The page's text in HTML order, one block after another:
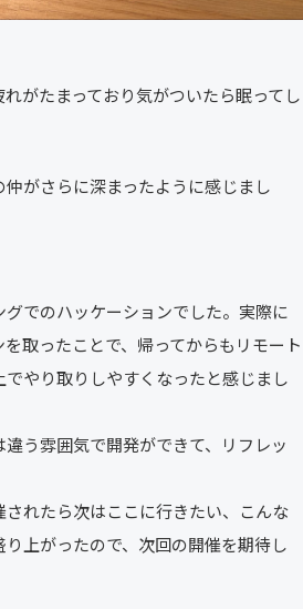
がたまっており気がついたら眠ってし
がさらに深まったように感じまし
でのハッケーションでした。実際に
取ったことで、帰ってからもリモート
やり取りしやすくなったと感じまし
う雰囲気で開発ができて、リフレッ
されたら次はここに行きたい、こんな
上がったので、次回の開催を期待し